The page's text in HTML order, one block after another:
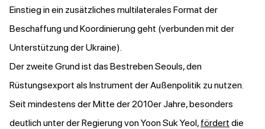
Einstieg in ein zusätzliches multilaterales Format der
Beschaffung und Koordinierung geht (verbunden mit der
Unterstützung der Ukraine).
Der zweite Grund ist das Bestreben Seouls, den
Rüstungsexport als Instrument der Außenpolitik zu nutzen.
Seit mindestens der Mitte der 2010er Jahre, besonders
deutlich unter der Regierung von Yoon Suk Yeol, fördert die